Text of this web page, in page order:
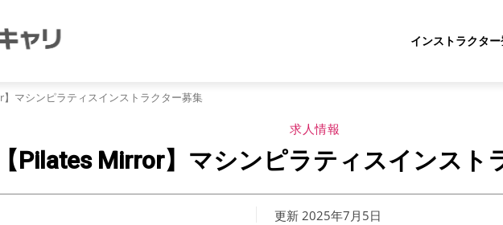
インストラクタ
】マシンピラティスインストラクター募集
求人情報
【Pilates Mirror】マシンピラティスインスト
更新 2025年7月5日